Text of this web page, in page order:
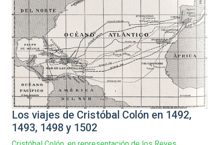
Los viajes de Cristóbal Colón en 1492,
1493, 1498 y 1502